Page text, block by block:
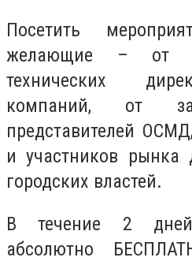
Посетить
желающие – от
технических
компаний, от
представителей
и участников рынка
городских властей.
В течение 2
абсолютно